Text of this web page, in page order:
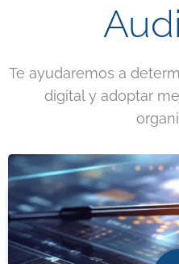
Te ayudaremos a
digital y adoptar